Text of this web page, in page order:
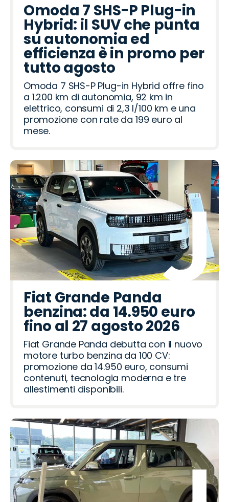
Omoda 7 SHS-P Plug-in
Hybrid: il SUV che punta
su autonomia ed
efficienza è in promo per
tutto agosto
Omoda 7 SHS-P Plug-in Hybrid offre fino
a 1.200 km di autonomia, 92 km in
elettrico, consumi di 2,3 l/100 km e una
promozione con rate da 199 euro al
mese.
Fiat Grande Panda
benzina: da 14.950 euro
fino al 27 agosto 2026
Fiat Grande Panda debutta con il nuovo
motore turbo benzina da 100 CV:
promozione da 14.950 euro, consumi
contenuti, tecnologia moderna e tre
allestimenti disponibili.